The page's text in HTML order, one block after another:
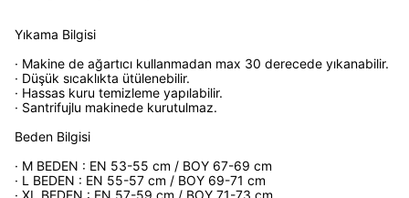
Yıkama Bilgisi
· Makine de ağartıcı kullanmadan max 30 derecede yıkanabilir.
· Düşük sıcaklıkta ütülenebilir.
· Hassas kuru temizleme yapılabilir.
· Santrifujlu makinede kurutulmaz.
Beden Bilgisi
· M BEDEN : EN 53-55 cm / BOY 67-69 cm
· L BEDEN : EN 55-57 cm / BOY 69-71 cm